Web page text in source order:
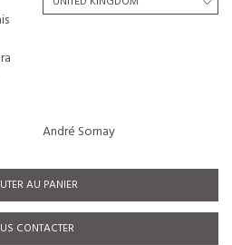
André Sornay
AU PANIER
CONTACTER